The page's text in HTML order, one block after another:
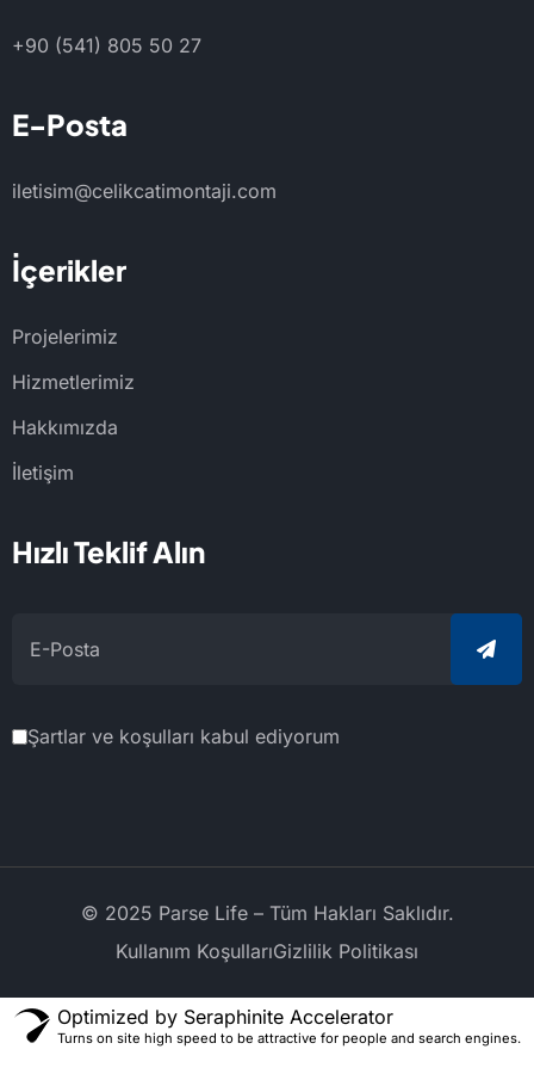
+90 (541) 805 50 27
E-Posta
iletisim@celikcatimontaji.com
İçerikler
Projelerimiz
Hizmetlerimiz
Hakkımızda
İletişim
Hızlı Teklif Alın
Şartlar ve koşulları kabul ediyorum
© 2025 Parse Life – Tüm Hakları Saklıdır.
Kullanım KoşullarıGizlilik Politikası
Optimized by Seraphinite Accelerator
Turns on site high speed to be attractive for people and search engines.